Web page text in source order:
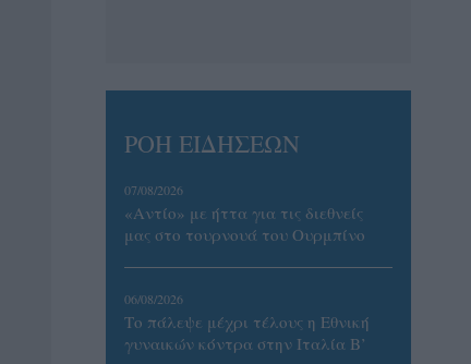
ΡΟΗ ΕΙΔΗΣΕΩΝ
07/08/2026
«Αντίο» με ήττα για τις διεθνείς
μας στο τουρνουά του Ουρμπίνο
06/08/2026
Το πάλεψε μέχρι τέλους η Εθνική
γυναικών κόντρα στην Ιταλία Β’